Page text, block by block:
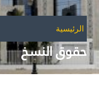
الشراكات
تأثيرنا
أهداف التنمية
الرئيسية
حقوق النسخ